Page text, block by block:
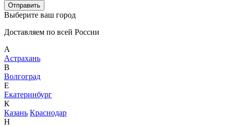
Отправить
Выберите ваш город
Доставляем по всей России
А
Астрахань
В
Волгоград
Е
Екатеринбург
К
Казань Краснодар
Н